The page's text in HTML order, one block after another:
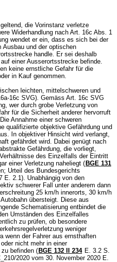
die Vorinstanz verletze
Widerhandlung nach Art. 16c Abs. 1
wendet er ein, dass es sich bei der
Ausbau und der optischen
handle. Er sei deshalb
einer Ausserortsstrecke befinde.
keine ernstliche Gefahr für die
in Kauf genommen.
leichten, mittelschweren und
16c SVG). Gemäss Art. 16c SVG
wer durch grobe Verletzung von
für die Sicherheit anderer hervorruft
Annahme einer schweren
qualifizierte objektive Gefährdung und
In objektiver Hinsicht wird verlangt,
gefährdet wird. Dabei genügt nach
Gefährdung, die vorliegt,
des Einzelfalls der Eintritt
einer Verletzung naheliegt ( BGE 131
Urteil des Bundesgerichts
E. 2.1). Unabhängig von den
schwerer Fall unter anderem dann
25 km/h innerorts, 30 km/h
übersteigt. Diese aus
Schematisierung entbindet die
Umständen des Einzelfalles
zu prüfen, ob besondere
weniger
wenn der Fahrer aus ernsthaften
nicht mehr in einer
befinden ( BGE 132 II 234 E. 3.2 S.
2020 vom 30. November 2020 E.